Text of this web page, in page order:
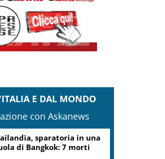
E DAL MONDO
con Askanews
sparatoria in una
di Bangkok: 7 morti